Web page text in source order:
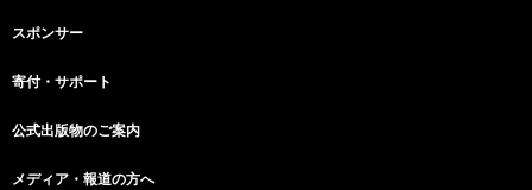
スポンサー
寄付・サポート
公式出版物のご案内
メディア・報道の方へ